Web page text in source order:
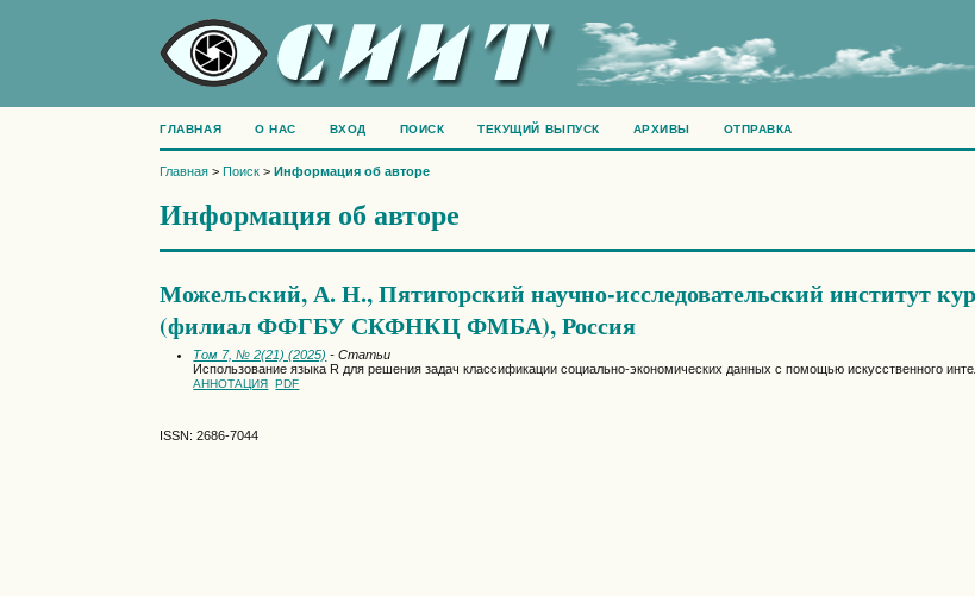
ГЛАВНАЯ О НАС ВХОД ПОИСК ТЕКУЩИЙ ВЫПУСК АРХИВЫ ОТПРАВКА
Главная >Поиск >Информация об авторе
Информация об авторе
Можельский, А. Н., Пятигорский научно-исследовательский институт
(филиал ФФГБУ СКФНКЦ ФМБА), Россия
Том 7, № 2(21) (2025) - Статьи
Использование языка R для решения задач классификации социально-экономических данных с помощью искусственного
АННОТАЦИЯ PDF
ISSN: 2686-7044